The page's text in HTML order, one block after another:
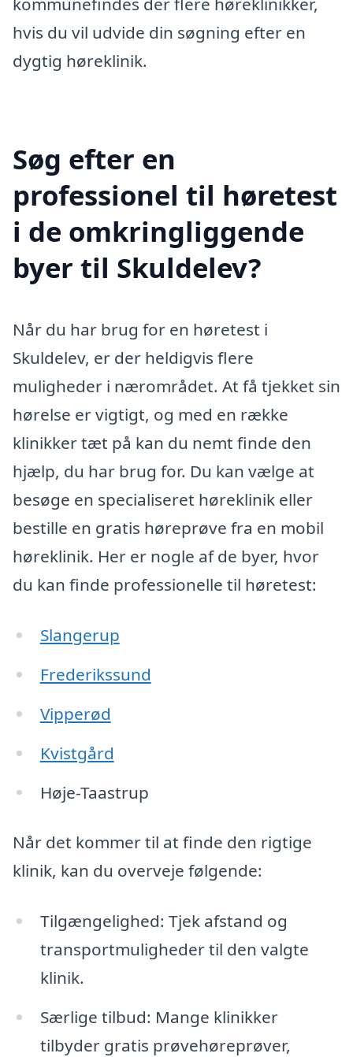
hvis du vil udvide din søgning efter en
dygtig høreklinik.
Søg efter en
professionel til høretest
i de omkringliggende
byer til Skuldelev?
Når du har brug for en høretest i
Skuldelev, er der heldigvis flere
muligheder i nærområdet. At få tjekket sin
hørelse er vigtigt, og med en række
klinikker tæt på kan du nemt finde den
hjælp, du har brug for. Du kan vælge at
besøge en specialiseret høreklinik eller
bestille en gratis høreprøve fra en mobil
høreklinik. Her er nogle af de byer, hvor
du kan finde professionelle til høretest:
Slangerup
Frederikssund
Vipperød
Kvistgård
Høje-Taastrup
Når det kommer til at finde den rigtige
klinik, kan du overveje følgende:
Tilgængelighed: Tjek afstand og
transportmuligheder til den valgte
klinik.
Særlige tilbud: Mange klinikker
tilbyder gratis prøvehøreprøver,